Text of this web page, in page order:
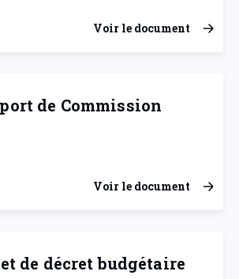
Voir le document
de Commission
Voir le document
de décret budgétaire